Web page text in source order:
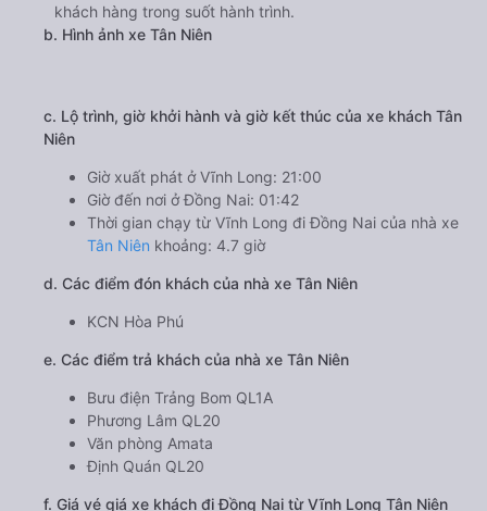
khách hàng trong suốt hành trình.
b. Hình ảnh xe Tân Niên
c. Lộ trình, giờ khởi hành và giờ kết thúc của xe khách Tân
Niên
Giờ xuất phát ở Vĩnh Long: 21:00
Giờ đến nơi ở Đồng Nai: 01:42
Thời gian chạy từ Vĩnh Long đi Đồng Nai của nhà xe
Tân Niên khoảng: 4.7 giờ
d. Các điểm đón khách của nhà xe Tân Niên
KCN Hòa Phú
e. Các điểm trả khách của nhà xe Tân Niên
Bưu điện Trảng Bom QL1A
Phương Lâm QL20
Văn phòng Amata
Định Quán QL20
f. Giá vé giá xe khách đi Đồng Nai từ Vĩnh Long Tân Niên